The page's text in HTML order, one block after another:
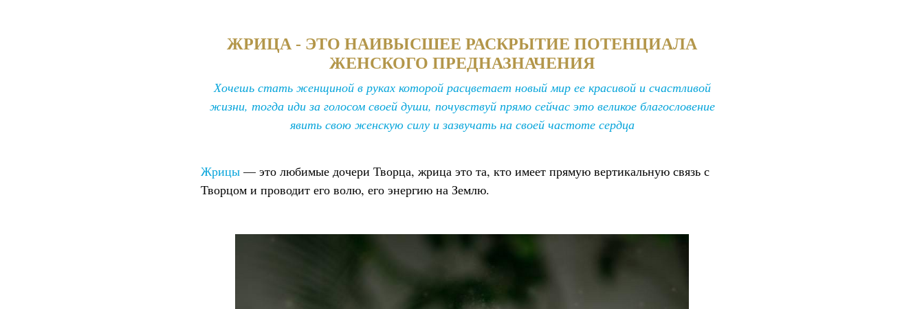
ЖРИЦА - ЭТО НАИВЫСШЕЕ РАСКРЫТИЕ ПОТЕНЦИАЛА
ЖЕНСКОГО ПРЕДНАЗНАЧЕНИЯ
Хочешь стать женщиной в руках которой расцветает новый мир ее красивой и счастливой
жизни, тогда иди за голосом своей души, почувствуй прямо сейчас это великое благословение
явить свою женскую силу и зазвучать на своей частоте сердца
Жрицы — это любимые дочери Творца, жрица это та, кто имеет прямую вертикальную связь с
Творцом и проводит его волю, его энергию на Землю.